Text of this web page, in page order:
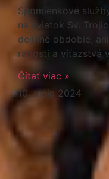
Spomienkové
na sviatok Sv.
dejinné obdobie,
radosti a víťazstvá
Čítať viac »
10. mája 2024